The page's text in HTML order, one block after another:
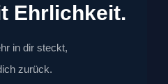
Ehrlichkeit.
in dir steckt,
zurück.